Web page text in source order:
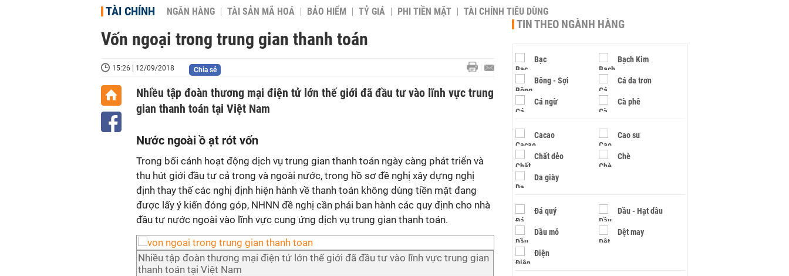
TÀI CHÍNH NGÂN HÀNG TÀI SẢN MÃ HOÁ BẢO HIỂM TỶ GIÁ PHI TIỀN MẶT TÀI CHÍNH TIÊU DÙNG
Vốn ngoại trong trung gian thanh toán
15:26 | 12/09/2018 Chia sẻ
Nhiều tập đoàn thương mại điện tử lớn thế giới đã đầu tư vào lĩnh vực trung
gian thanh toán tại Việt Nam
Nước ngoài ồ ạt rót vốn
Trong bối cảnh hoạt động dịch vụ trung gian thanh toán ngày càng phát triển và
thu hút giới đầu tư cả trong và ngoài nước, trong hồ sơ đề nghị xây dựng nghị
định thay thế các nghị định hiện hành về thanh toán không dùng tiền mặt đang
được lấy ý kiến đóng góp, NHNN đề nghị cần phải ban hành các quy định cho nhà
đầu tư nước ngoài vào lĩnh vực cung ứng dịch vụ trung gian thanh toán.
Nhiều tập đoàn thương mại điện tử lớn thế giới đã đầu tư vào lĩnh vực trung gian
thanh toán tại Việt Nam
TIN THEO NGÀNH HÀNG
Bạc Bạch Kim
Bông - Sợi Cá da trơn
Cá ngừ Cà phê
Cacao Cao su
Chất dẻo Chè
Da giày
Đá quý Dầu - Hạt dầu
Dầu mỏ Dệt may
Điện